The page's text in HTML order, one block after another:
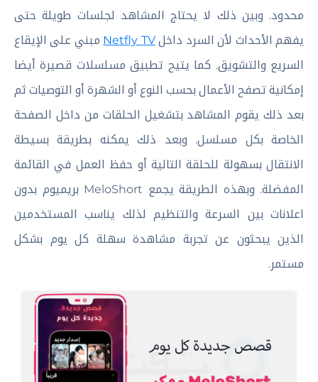
محدود. وبين ذلك لا يحتاج المشاهد لجلسات طويلة حتى
يفهم الأحداث لأن السرد داخلNetfly TV مبني على الإيقاع
السريع والتشويق. كما يتيح تطبيق مسلسلات قصيرة أيضا
إمكانية تصفح الأعمال بحسب النوع أو الشهرة أو التوصيات ثم
بعد ذلك يقوم المشاهد بتشغيل الحلقات من داخل الصفحة
الخاصة بكل مسلسل. وبعد ذلك يمكنه بطريقة بسيطة
الانتقال بسهولة للحلقة التالية أو حفظ العمل في القائمة
المفضلة. وبهذه الطريقة يجمع MeloShort بريميوم بدون
اعلانات بين السرعة والتنظيم لذلك يناسب المستخدمين
الذين يبحثون عن تجربة مشاهدة سهلة كل يوم بشكل
مستمر.